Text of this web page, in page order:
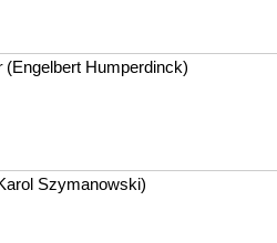
(Engelbert Humperdinck)
Szymanowski)